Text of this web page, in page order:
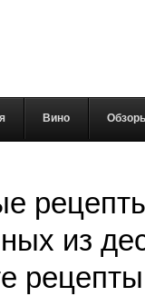
Вино
из